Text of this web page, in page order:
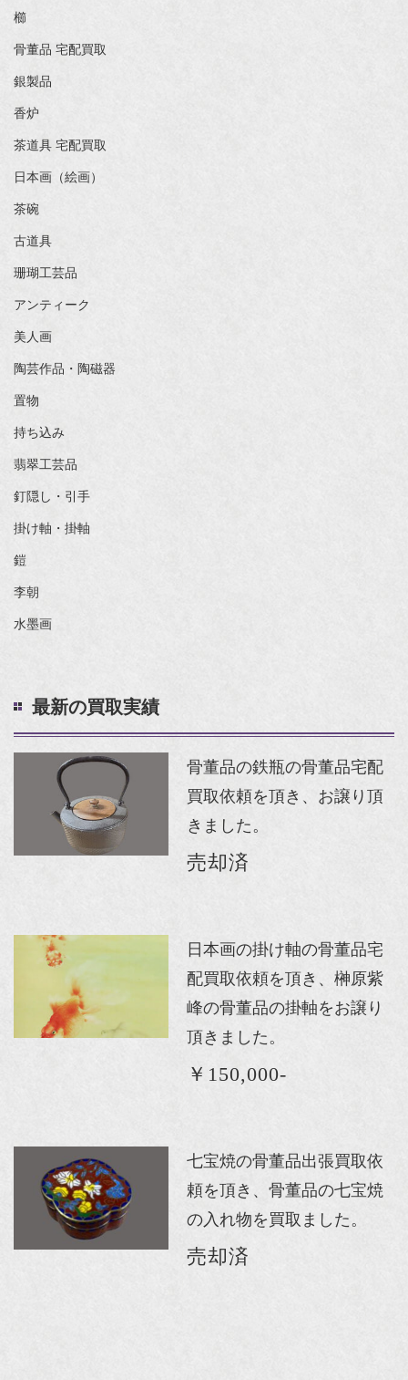
櫛
骨董品 宅配買取
銀製品
香炉
茶道具 宅配買取
日本画（絵画）
茶碗
古道具
珊瑚工芸品
アンティーク
美人画
陶芸作品・陶磁器
置物
持ち込み
翡翠工芸品
釘隠し・引手
掛け軸・掛軸
鎧
李朝
水墨画
最新の買取実績
骨董品の鉄瓶の骨董品宅配
買取依頼を頂き、お譲り頂
きました。
売却済
日本画の掛け軸の骨董品宅
配買取依頼を頂き、榊原紫
峰の骨董品の掛軸をお譲り
頂きました。
￥150,000-
七宝焼の骨董品出張買取依
頼を頂き、骨董品の七宝焼
の入れ物を買取ました。
売却済